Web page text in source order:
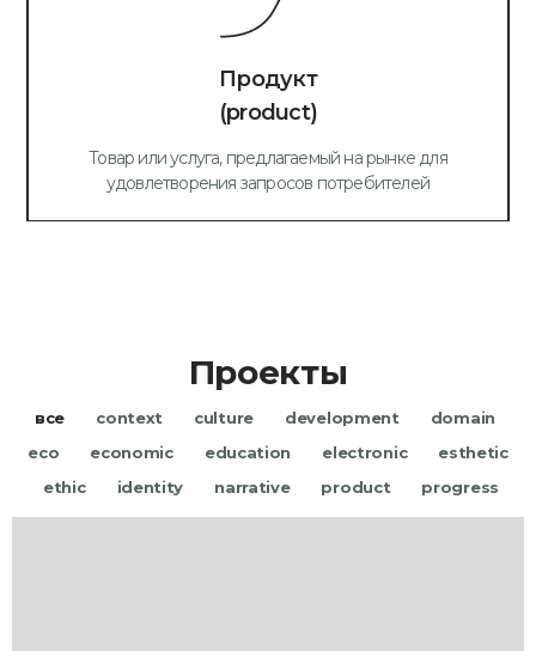
Продукт
(product)
Товар или услуга, предлагаемый на рынке для
удовлетворения запросов потребителей
Проекты
все context culture development
domain
eco
economic education electronic
esthetic
ethic
identity narrative product progress